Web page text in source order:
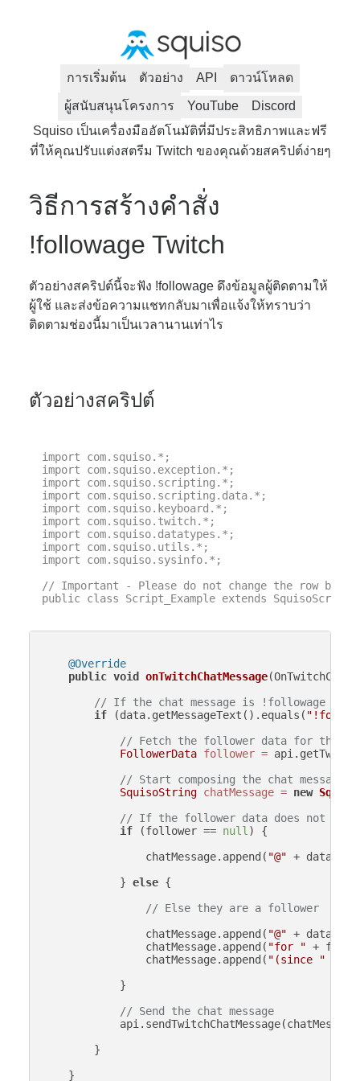
การเริ่มต้น ตัวอย่าง API ดาวน์โหลด
ผู้สนับสนุนโครงการ YouTube
Discord
Squiso เป็นเครื่องมืออัตโนมัติที่มีประสิทธิภาพและฟรี
ที่ให้คุณปรับแต่งสตรีม Twitch ของคุณด้วยสคริปต์ง่ายๆ
วิธีการสร้างคำสั่ง
!followage Twitch
ตัวอย่างสคริปต์นี้จะฟัง !followage ดึงข้อมูลผู้ติดตามให้
ผู้ใช้ และส่งข้อความแชทกลับมาเพื่อแจ้งให้ทราบว่า
ติดตามช่องนี้มาเป็นเวลานานเท่าไร
ตัวอย่างสคริปต์
import com.squiso.*;
import com.squiso.exception.*;
import com.squiso.scripting.*;
import com.squiso.scripting.data.*;
import com.squiso.keyboard.*;
import com.squiso.twitch.*;
import com.squiso.datatypes.*;
import com.squiso.utils.*;
import com.squiso.sysinfo.*;
// Important - Please do not change the row
public class Script_Example extends SquisoScript
@Override
public void onTwitchChatMessage
// If the chat message is !followage
if (data.getMessageText().equals(
// Fetch the follower data for the
FollowerData follower =
// Start composing the chat message
SquisoString chatMessage = new
// If the follower data does not
if (follower == null ) {
                chatMessage.append(
"@" +
            }
else {
// Else they are a follower
                chatMessage.append(
"@" +
                chatMessage.append(
"for " +
                chatMessage.append(
"(since "
            }
// Send the chat message
        }
    }